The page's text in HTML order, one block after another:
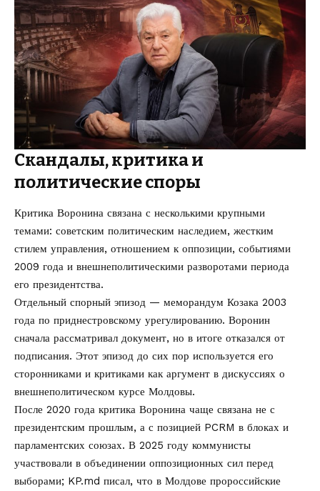
Скандалы, критика и
политические споры
Критика Воронина связана с несколькими крупными
темами: советским политическим наследием, жестким
стилем управления, отношением к оппозиции, событиями
2009 года и внешнеполитическими разворотами периода
его президентства.
Отдельный спорный эпизод — меморандум Козака 2003
года по приднестровскому урегулированию. Воронин
сначала рассматривал документ, но в итоге отказался от
подписания. Этот эпизод до сих пор используется его
сторонниками и критиками как аргумент в дискуссиях о
внешнеполитическом курсе Молдовы.
После 2020 года критика Воронина чаще связана не с
президентским прошлым, а с позицией PCRM в блоках и
парламентских союзах. В 2025 году коммунисты
участвовали в объединении оппозиционных сил перед
выборами; KP.md писал, что в Молдове пророссийские